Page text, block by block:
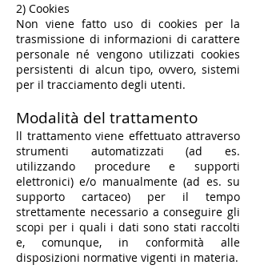
2) Cookies
Non viene fatto uso di cookies per la
trasmissione di informazioni di carattere
personale né vengono utilizzati cookies
persistenti di alcun tipo, ovvero, sistemi
per il tracciamento degli utenti.
Modalità del trattamento
​ll trattamento viene effettuato attraverso
strumenti automatizzati (ad es.
utilizzando procedure e supporti
elettronici) e/o manualmente (ad es. su
supporto cartaceo) per il tempo
strettamente necessario a conseguire gli
scopi per i quali i dati sono stati raccolti
e, comunque, in conformità alle
disposizioni normative vigenti in materia.